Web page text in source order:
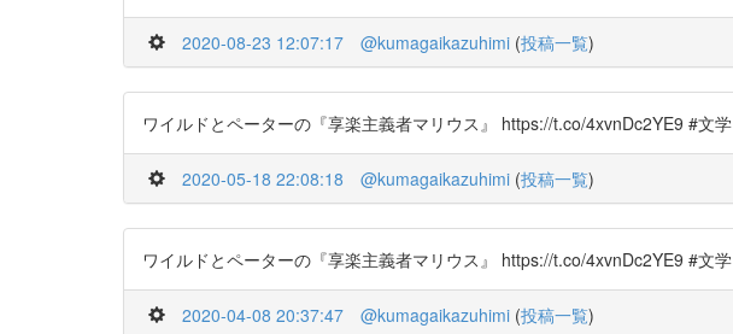
2020-08-23 12:07:17 @kumagaikazuhimi (投稿一覧)
ワイルドとペーターの『享楽主義者マリウス』 https://t.co/4xvnDc2YE9 #文学
2020-05-18 22:08:18 @kumagaikazuhimi (投稿一覧)
ワイルドとペーターの『享楽主義者マリウス』 https://t.co/4xvnDc2YE9 #文学
2020-04-08 20:37:47 @kumagaikazuhimi (投稿一覧)